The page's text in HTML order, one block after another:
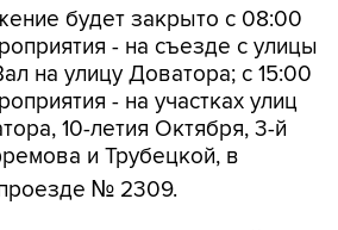
на улицу Доватора; с 15:00
- на участках улиц
10-летия Октября, 3-й
и Трубецкой, в
№ 2309.
участках ограничений 9